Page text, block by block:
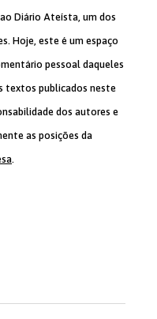
Diário Ateísta, um dos
Hoje, este é um espaço
pessoal daqueles
textos publicados neste
dos autores e
as posições da
.